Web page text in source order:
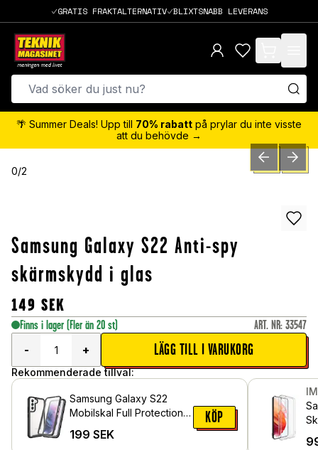
GRATIS FRAKTALTERNATIV BLIXTSNABB LEVERANS
items in cart,
🌴 Summer Deals! Upp till 70% rabatt på prylar du inte visste
att du behövde →
0/2 PREVIOUSNEXT
Samsung Galaxy S22 Anti-spy
skärmskydd i glas
149 SEK
Finns i lager (Fler än 20 st) ART. NR: 33547
-
+ LÄGG TILL I VARUKORG
Rekommenderade tillval:
Samsung Galaxy S22
Mobilskal Full Protection,
199 SEK
KÖP